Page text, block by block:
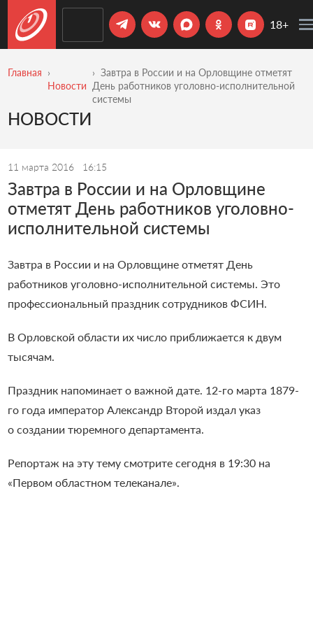
18+
Главная
Новости
Завтра в России и на Орловщине отметят
День работников уголовно-исполнительной
системы
НОВОСТИ
11 марта 2016 16:15
Завтра в России и на Орловщине
отметят День работников уголовно-
исполнительной системы
Завтра в России и на Орловщине отметят День
работников уголовно-исполнительной системы. Это
профессиональный праздник сотрудников ФСИН.
В Орловской области их число приближается к двум
тысячам.
Праздник напоминает о важной дате. 12-го марта 1879-
го года император Александр Второй издал указ
о создании тюремного департамента.
Репортаж на эту тему смотрите сегодня в 19:30 на
«Первом областном телеканале».